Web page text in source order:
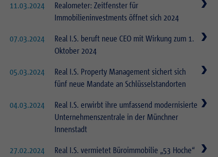
11.03.2024
Realometer: Zeitfenster für
Immobilieninvestments öffnet sich 2024
07.03.2024
Real I.S. beruft neue CEO mit Wirkung zum 1.
Oktober 2024
05.03.2024
Real I.S. Property Management sichert sich
fünf neue Mandate an Schlüsselstandorten
04.03.2024
Real I.S. erwirbt ihre umfassend modernisierte
Unternehmenszentrale in der Münchner
Innenstadt
27.02.2024
Real I.S. vermietet Büroimmobilie „53 Hoche“